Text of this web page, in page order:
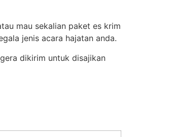
mau sekalian paket es krim
jenis acara hajatan anda.
dikirim untuk disajikan